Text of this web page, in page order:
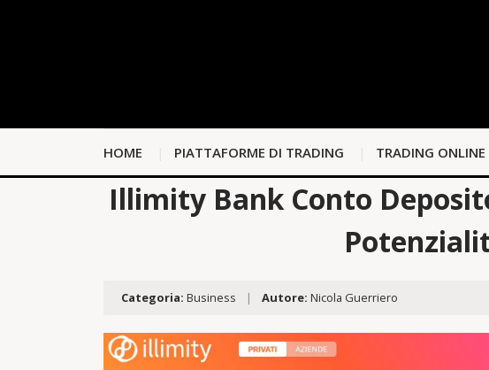
HOME PIATTAFORME DI TRADING TRADING ONLINE
Illimity Bank Conto
Categoria: Business | Autore: Nicola Guerriero